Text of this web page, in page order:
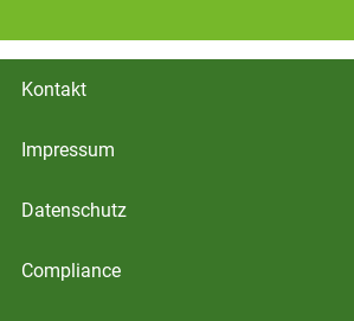
Kontakt
Impressum
Datenschutz
Compliance